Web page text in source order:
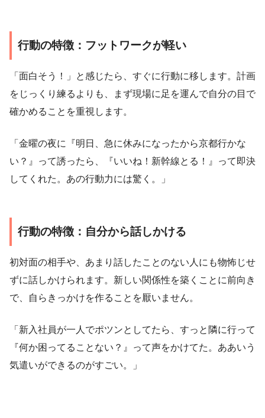
行動の特徴：フットワークが軽い
「面白そう！」と感じたら、すぐに行動に移します。計画
をじっくり練るよりも、まず現場に足を運んで自分の目で
確かめることを重視します。
「金曜の夜に『明日、急に休みになったから京都行かな
い？』って誘ったら、『いいね！新幹線とる！』って即決
してくれた。あの行動力には驚く。」
行動の特徴：自分から話しかける
初対面の相手や、あまり話したことのない人にも物怖じせ
ずに話しかけられます。新しい関係性を築くことに前向き
で、自らきっかけを作ることを厭いません。
「新入社員が一人でポツンとしてたら、すっと隣に行って
『何か困ってることない？』って声をかけてた。ああいう
気遣いができるのがすごい。」